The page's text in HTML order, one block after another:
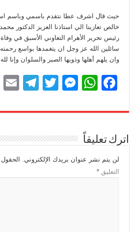
حيث قال اشرف عطا نتقدم باسمي وباسم
خالص تعازينا الي استاذنا العزيز الدكتور
رئيس تحرير الأهرام التعاوني الأسبق في
سائلين الله عز وجل ان يتغمدها بواسع
وان يلهم أهلها وذويها الصبر والسلوان وإنا
F
c
e
b
o
o
W
at
A
p
p
M
ss
n
g
er
T
tt
T
e
a
m
اترك تعليقاً
لن يتم نشر عنوان بريدك الإلكتروني.
التعليق*